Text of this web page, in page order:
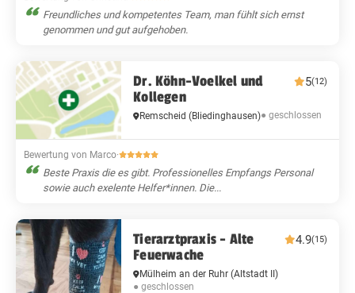
Freundliches und kompetentes Team, man fühlt sich ernst
genommen und gut aufgehoben.
Dr. Köhn-Voelkel und
Kollegen
5(12)
Remscheid(Bliedinghausen)● geschlossen
Bewertung von Marco·
Beste Praxis die es gibt. Professionelles Empfangs Personal
sowie auch exelente Helfer*innen. Die...
Tierarztpraxis - Alte
Feuerwache
4.9(15)
Mülheim an der Ruhr(Altstadt II)
● geschlossen